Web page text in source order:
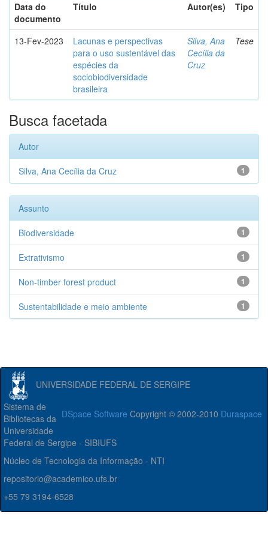
Data do
documento
Título Autor(es) Tipo
13-Fev-2023
Lacunas e perspectivas
para o uso sustentável das
espécies da
sociobiodiversidade
brasileira
Silva, Ana
Cecília da
Cruz
Tese
Busca facetada
Autor
1
Silva, Ana Cecília da Cruz
Assunto
1
Biodiversidade
1
Extrativismo
1
Non-timber forest product
1
Sustentabilidade e meio ambiente
UNIVERSIDADE FEDERAL DE SERGIPE
DSpace Software Copyright © 2002-2010 Duraspace
Sistema de
Bibliotecas da
Universidade
Federal de Sergipe - SIBIUFS
Núcleo de Tecnologia da Informação - NTI
repositorio@academico.ufs.br
+55 79 3194-6528